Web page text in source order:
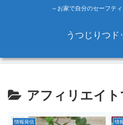
～お家で自分のセーフテ
うつじりつド
アフィリエイ
情報発信 情